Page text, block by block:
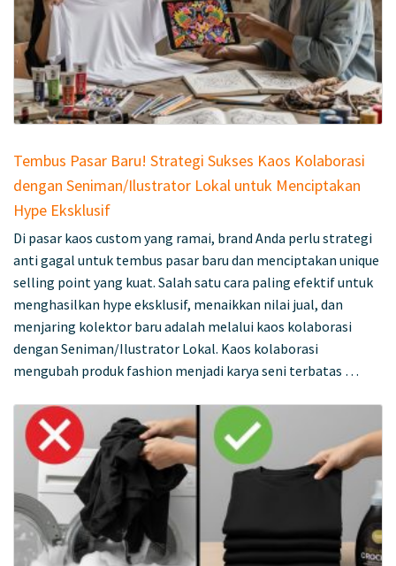
Tembus Pasar Baru! Strategi Sukses Kaos Kolaborasi
dengan Seniman/Ilustrator Lokal untuk Menciptakan
Hype Eksklusif
Di pasar kaos custom yang ramai, brand Anda perlu strategi
anti gagal untuk tembus pasar baru dan menciptakan unique
selling point yang kuat. Salah satu cara paling efektif untuk
menghasilkan hype eksklusif, menaikkan nilai jual, dan
menjaring kolektor baru adalah melalui kaos kolaborasi
dengan Seniman/Ilustrator Lokal. Kaos kolaborasi
mengubah produk fashion menjadi karya seni terbatas …